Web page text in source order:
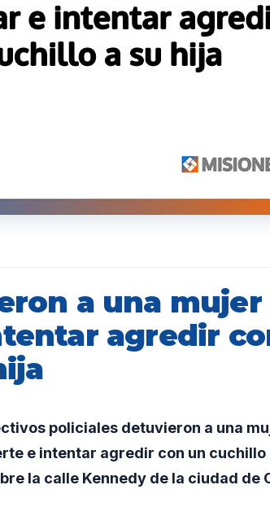
a una mujer
agredir
policiales detuvieron a una
e intentar agredir con un cuchillo
la calle Kennedy de la ciudad de